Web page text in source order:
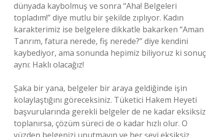
dünyada kaybolmuş ve sonra “Aha! Belgeleri
topladım!” diye mutlu bir şekilde zıplıyor. Kadın
karakterimiz ise belgelere dikkatle bakarken “Aman
Tanrım, fatura nerede, fiş nerede?” diye kendini
kaybediyor, ama sonunda hepimiz biliyoruz ki sonuç
aynı: Haklı olacağız!
Şaka bir yana, belgeler bir araya geldiğinde işin
kolaylaştığını göreceksiniz. Tüketici Hakem Heyeti
başvurularında gerekli belgeler de ne kadar eksiksiz
toplanırsa, çözüm süreci de o kadar hızlı olur. O